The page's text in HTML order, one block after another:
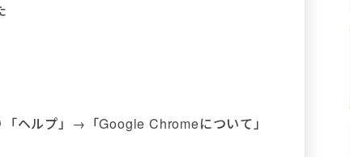
ヘルプ」→「Google Chromeについて」